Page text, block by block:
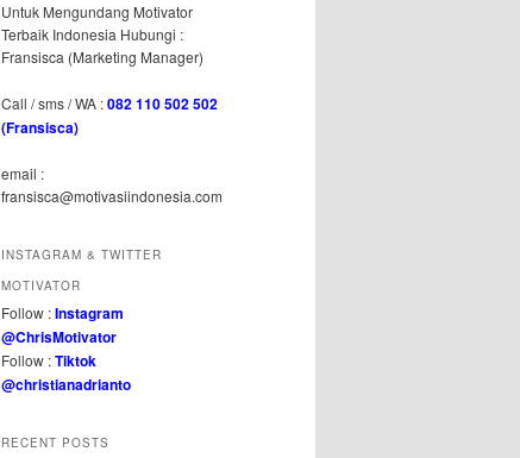
Untuk Mengundang Motivator
Terbaik Indonesia Hubungi :
Fransisca (Marketing Manager)
Call / sms / WA :082 110 502 502
(Fransisca)
email :
fransisca@motivasiindonesia.com
INSTAGRAM & TWITTER
MOTIVATOR
Follow :Instagram
@ChrisMotivator
Follow :Tiktok
@christianadrianto
RECENT POSTS